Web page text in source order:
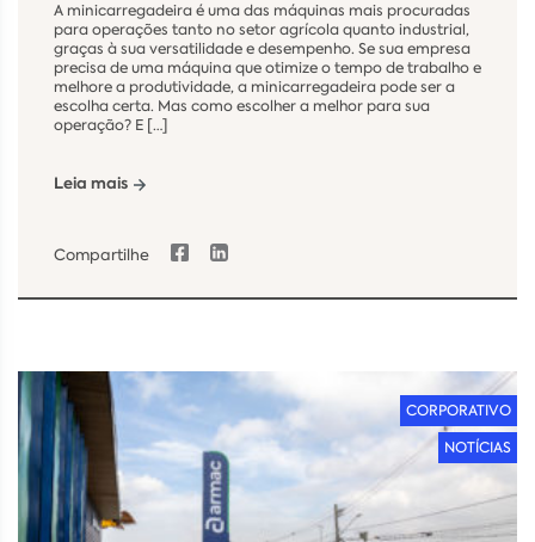
A minicarregadeira é uma das máquinas mais procuradas
para operações tanto no setor agrícola quanto industrial,
graças à sua versatilidade e desempenho. Se sua empresa
precisa de uma máquina que otimize o tempo de trabalho e
melhore a produtividade, a minicarregadeira pode ser a
escolha certa. Mas como escolher a melhor para sua
operação? E […]
Leia mais
Compartilhe
CORPORATIVO
NOTÍCIAS